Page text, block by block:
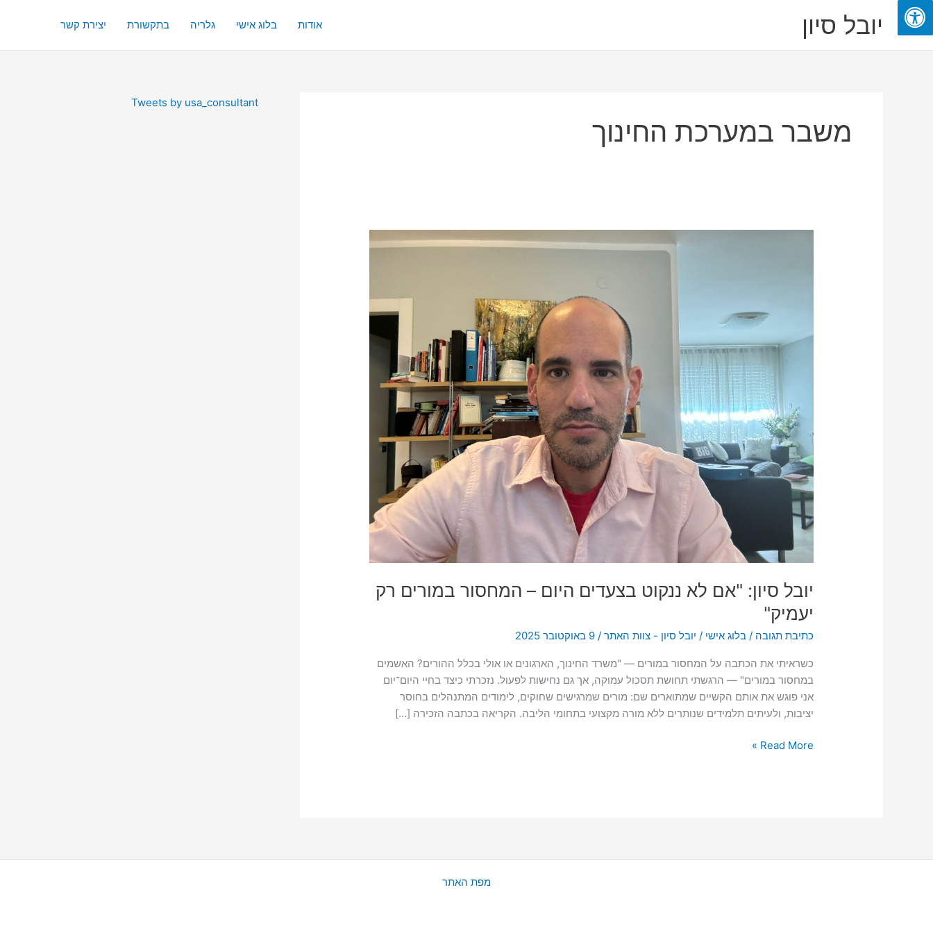
דילוג
לתוכן
יובל סיון אודות בלוג אישי גלריה בתקשורת יצירת קשר
משבר במערכת החינוך
יובל סיון: "אם לא ננקוט בצעדים היום – המחסור במורים רק
יעמיק"
כתיבת תגובה /בלוג אישי / יובל סיון - צוות האתר/9 באוקטובר 2025
כשראיתי את הכתבה על המחסור במורים — "משרד החינוך, הארגונים או אולי בכלל ההורים? האשמים
במחסור במורים" — הרגשתי תחושת תסכול עמוקה, אך גם נחישות לפעול. נזכרתי כיצד בחיי היום־יום
אני פוגש את אותם הקשיים שמתוארים שם: מורים שמרגישים שחוקים, לימודים המתנהלים בחוסר
יציבות, ולעיתים תלמידים שנותרים ללא מורה מקצועי בתחומי הליבה. הקריאה בכתבה הזכירה […]
היום
יעמיק"
Read More »
Tweets by usa_consultant
מפת האתר